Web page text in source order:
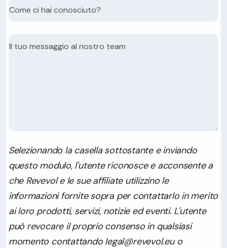
Selezionando la casella sottostante e inviando
questo modulo, l'utente riconosce e acconsente a
che Revevol e le sue affiliate utilizzino le
informazioni fornite sopra per contattarlo in merito
ai loro prodotti, servizi, notizie ed eventi. L'utente
può revocare il proprio consenso in qualsiasi
momento contattando legal@revevol.eu o